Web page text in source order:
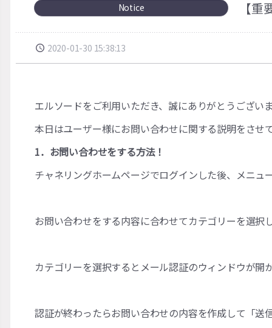
Notice 【
2020-01-30 15:38:13
エルソードをご利用いただき、誠にありがとうござい
本日はユーザー様にお問い合わせに関する説明をさせ
1．お問い合わせをする方法！
チャネリングホームページでログインした後、メニ
お問い合わせをする内容に合わせてカテゴリーを選択
カテゴリーを選択するとメール認証のウィンドウが
認証が終わったらお問い合わせの内容を作成して「送